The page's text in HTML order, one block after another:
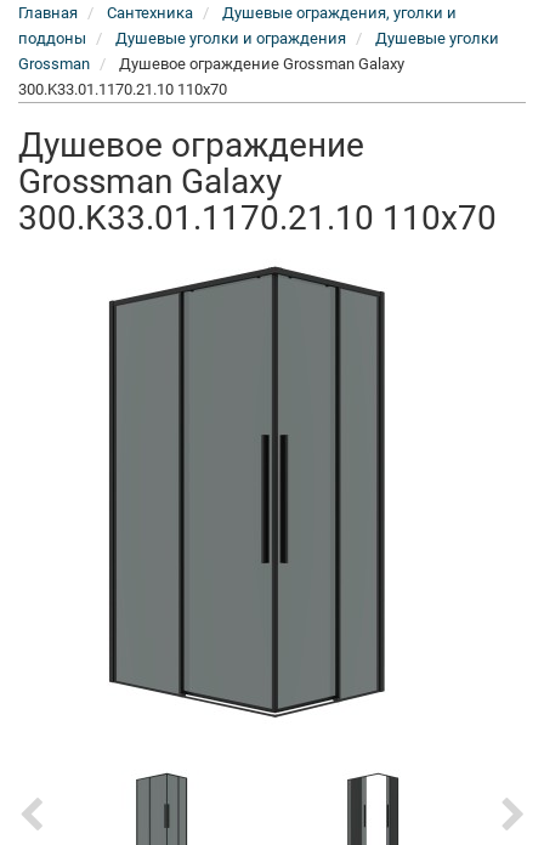
Главная Сантехника
Душевые ограждения, уголки и
поддоны
Душевые уголки и ограждения
Душевые уголки
Grossman
Душевое ограждение Grossman Galaxy
300.K33.01.1170.21.10 110x70
Душевое ограждение
Grossman Galaxy
300.K33.01.1170.21.10 110x70